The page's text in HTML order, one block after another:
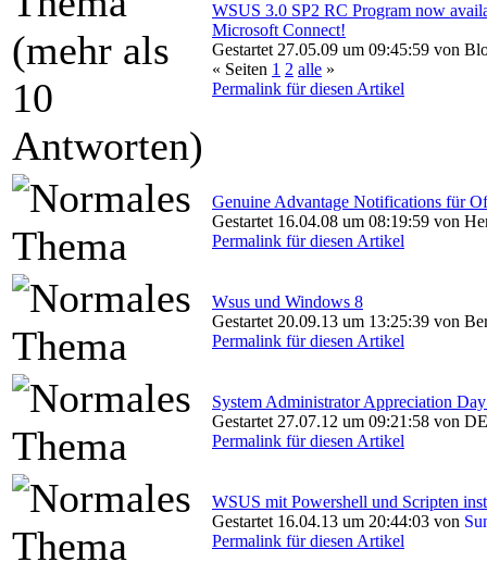
WSUS 3.0 SP2 RC Program now
Microsoft Connect!
Gestartet 27.05.09 um 09:45:59 von
« Seiten 1 2 alle »
Permalink für diesen Artikel
Genuine Advantage Notifications für
Gestartet 16.04.08 um 08:19:59 von
Permalink für diesen Artikel
Wsus und Windows 8
Gestartet 20.09.13 um 13:25:39 von
Permalink für diesen Artikel
System Administrator Appreciation
Gestartet 27.07.12 um 09:21:58 von
Permalink für diesen Artikel
WSUS mit Powershell und Scripten
Gestartet 16.04.13 um 20:44:03 von
Permalink für diesen Artikel